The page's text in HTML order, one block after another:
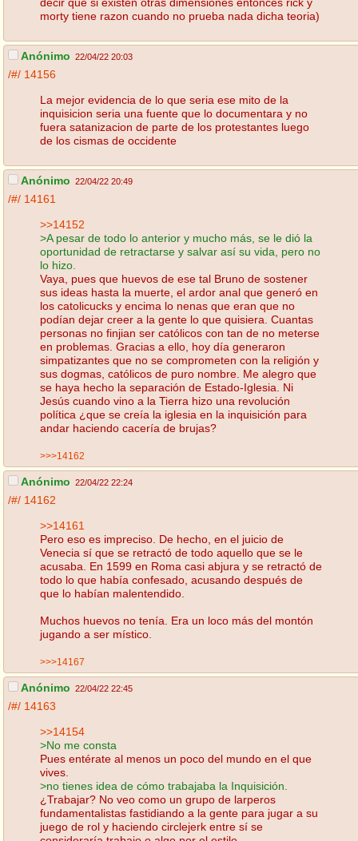
morty tiene razon cuando no prueba nada dicha teoria)
Anónimo 22/04/22 20:03
/#/ 14156
La mejor evidencia de lo que seria ese mito de la
inquisicion seria una fuente que lo documentara y no
fuera satanizacion de parte de los protestantes luego
de los cismas de occidente
Anónimo 22/04/22 20:49
/#/ 14161
>>14152
>A pesar de todo lo anterior y mucho más, se le dió la
oportunidad de retractarse y salvar así su vida, pero no
lo hizo.
Vaya, pues que huevos de ese tal Bruno de sostener
sus ideas hasta la muerte, el ardor anal que generó en
los catolicucks y encima lo nenas que eran que no
podían dejar creer a la gente lo que quisiera. Cuantas
personas no finjian ser católicos con tan de no meterse
en problemas. Gracias a ello, hoy día generaron
simpatizantes que no se comprometen con la religión y
sus dogmas, católicos de puro nombre. Me alegro que
se haya hecho la separación de Estado-Iglesia. Ni
Jesús cuando vino a la Tierra hizo una revolución
política ¿que se creía la iglesia en la inquisición para
andar haciendo cacería de brujas?
>>>14162
Anónimo 22/04/22 22:24
/#/ 14162
>>14161
Pero eso es impreciso. De hecho, en el juicio de
Venecia sí que se retractó de todo aquello que se le
acusaba. En 1599 en Roma casi abjura y se retractó de
todo lo que había confesado, acusando después de
que lo habían malentendido.
Muchos huevos no tenía. Era un loco más del montón
jugando a ser místico.
>>>14167
Anónimo 22/04/22 22:45
/#/ 14163
>>14154
>No me consta
Pues entérate al menos un poco del mundo en el que
vives.
>no tienes idea de cómo trabajaba la Inquisición.
¿Trabajar? No veo como un grupo de larperos
fundamentalistas fastidiando a la gente para jugar a su
juego de rol y haciendo circlejerk entre sí se